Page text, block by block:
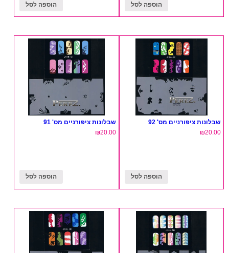
הוספה לסל הוספה לסל
שבלונות ציפורניים מס' 92
₪20.00
הוספה לסל
שבלונות ציפורניים מס' 91
₪20.00
הוספה לסל